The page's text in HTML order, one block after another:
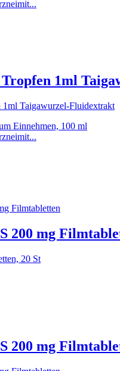
1ml
Einnehmen, 100 ml
200 mg
20 St
200 mg